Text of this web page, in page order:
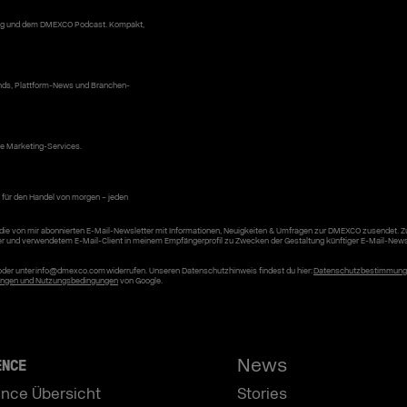
dem DMEXCO Podcast. Kompakt,
Plattform-News und Branchen-
Marketing-Services.
den Handel von morgen – jeden
von mir abonnierten E-Mail-Newsletter mit Informationen, Neuigkeiten & Umfragen zur DMEXCO zusendet.
verwendetem E-Mail-Client in meinem Empfängerprofil zu Zwecken der Gestaltung künftiger E-Mail-
unter info@dmexco.com widerrufen. Unseren Datenschutzhinweis findest du hier:
und Nutzungsbedingungenvon Google.
Übersicht
News
Stories